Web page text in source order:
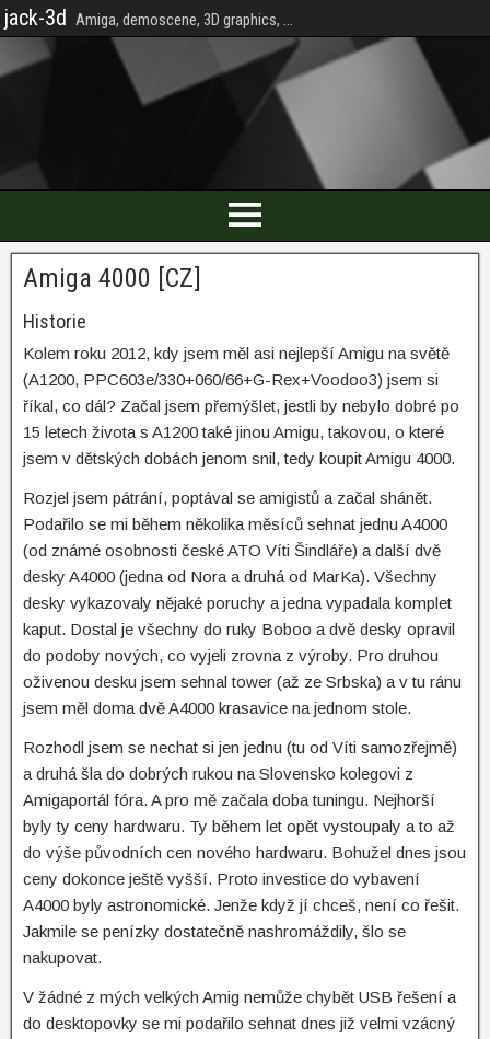
jack-3d Amiga, demoscene, 3D graphics, ...
Amiga 4000 [CZ]
Historie
Kolem roku 2012, kdy jsem měl asi nejlepší Amigu na světě
(A1200, PPC603e/330+060/66+G-Rex+Voodoo3) jsem si
říkal, co dál? Začal jsem přemýšlet, jestli by nebylo dobré po
15 letech života s A1200 také jinou Amigu, takovou, o které
jsem v dětských dobách jenom snil, tedy koupit Amigu 4000.
Rozjel jsem pátrání, poptával se amigistů a začal shánět.
Podařilo se mi během několika měsíců sehnat jednu A4000
(od známé osobnosti české ATO Víti Šindláře) a další dvě
desky A4000 (jedna od Nora a druhá od MarKa). Všechny
desky vykazovaly nějaké poruchy a jedna vypadala komplet
kaput. Dostal je všechny do ruky Boboo a dvě desky opravil
do podoby nových, co vyjeli zrovna z výroby. Pro druhou
oživenou desku jsem sehnal tower (až ze Srbska) a v tu ránu
jsem měl doma dvě A4000 krasavice na jednom stole.
Rozhodl jsem se nechat si jen jednu (tu od Víti samozřejmě)
a druhá šla do dobrých rukou na Slovensko kolegovi z
Amigaportál fóra. A pro mě začala doba tuningu. Nejhorší
byly ty ceny hardwaru. Ty během let opět vystoupaly a to až
do výše původních cen nového hardwaru. Bohužel dnes jsou
ceny dokonce ještě vyšší. Proto investice do vybavení
A4000 byly astronomické. Jenže když jí chceš, není co řešit.
Jakmile se penízky dostatečně nashromáždily, šlo se
nakupovat.
V žádné z mých velkých Amig nemůže chybět USB řešení a
do desktopovky se mi podařilo sehnat dnes již velmi vzácný